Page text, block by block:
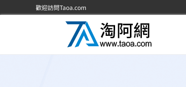
歡迎訪問Taoa.com